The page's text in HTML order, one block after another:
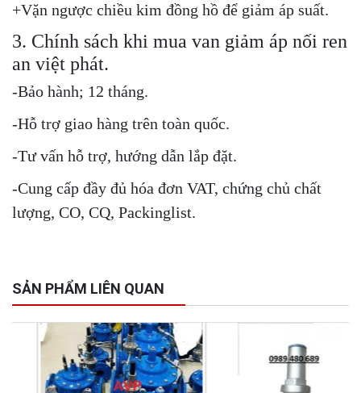
+Vặn ngược chiều kim đồng hồ để giảm áp suất.
3. Chính sách khi mua van giảm áp nối ren
an việt phát.
-Bảo hành; 12 tháng.
-Hỗ trợ giao hàng trên toàn quốc.
-Tư vấn hỗ trợ, hướng dẫn lắp đặt.
-Cung cấp đầy đủ hóa đơn VAT, chứng chủ chất
lượng, CO, CQ, Packinglist.
SẢN PHẨM LIÊN QUAN